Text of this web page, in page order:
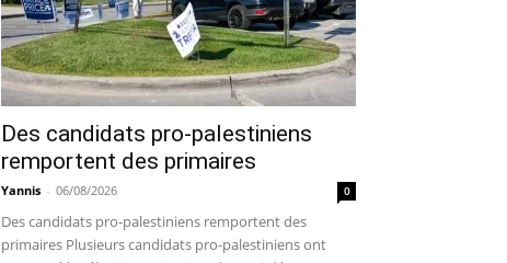
Des candidats pro-palestiniens
remportent des primaires
Yannis - 06/08/2026 0
Des candidats pro-palestiniens remportent des
primaires Plusieurs candidats pro-palestiniens ont